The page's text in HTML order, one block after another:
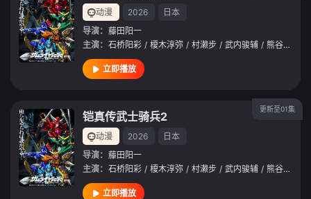
动漫 2026
日本
导演： 藤田阳一
主演： 石桥阳彩 / 榎木淳弥 / 村濑步 / 武内骏辅 / 熊谷健太郎
立即播放
更新至01集
铠真传武士骑兵2
动漫 2026
日本
导演： 藤田阳一
主演： 石桥阳彩 / 榎木淳弥 / 村濑步 / 武内骏辅 / 熊谷健太郎
立即播放